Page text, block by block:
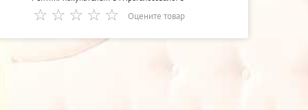
Оцените товар